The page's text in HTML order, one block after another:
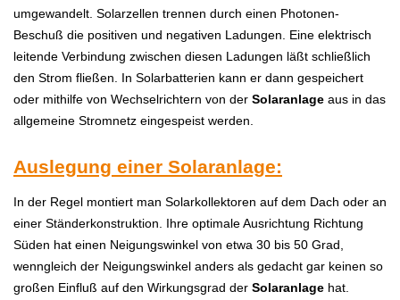
umgewandelt. Solarzellen trennen durch einen Photonen-
Beschuß die positiven und negativen Ladungen. Eine elektrisch
leitende Verbindung zwischen diesen Ladungen läßt schließlich
den Strom fließen. In Solarbatterien kann er dann gespeichert
oder mithilfe von Wechselrichtern von der Solaranlage aus in das
allgemeine Stromnetz eingespeist werden.
Auslegung einer Solaranlage:
In der Regel montiert man Solarkollektoren auf dem Dach oder an
einer Ständerkonstruktion. Ihre optimale Ausrichtung Richtung
Süden hat einen Neigungswinkel von etwa 30 bis 50 Grad,
wenngleich der Neigungswinkel anders als gedacht gar keinen so
großen Einfluß auf den Wirkungsgrad der Solaranlage hat.